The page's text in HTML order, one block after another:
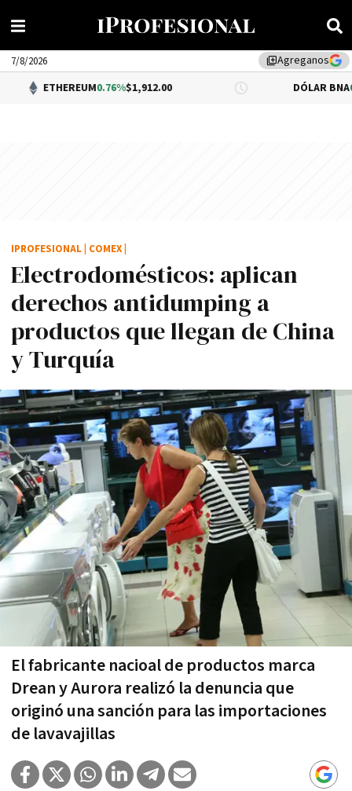
library_addAgreganos
7/8/2026
0.76%$1,912.00 DÓLAR BNA 0.34%
Electrodomésticos: aplican
derechos antidumping a
productos que llegan de China
y Turquí­a
El fabricante nacioal de productos marca
Drean y Aurora realizó la denuncia que
originó una sanción para las importaciones
de lavavajillas
IPROFESIONAL COMEX